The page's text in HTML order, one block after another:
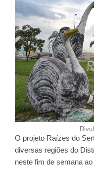
O projeto Raízes do
diversas regiões do
neste fim de semana